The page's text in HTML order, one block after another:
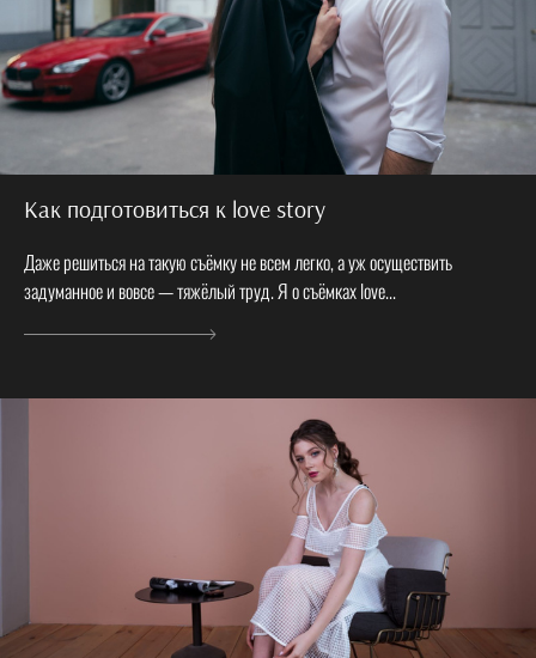
Как подготовиться к love story
Даже решиться на такую съёмку не всем легко, а уж осуществить
задуманное и вовсе — тяжёлый труд. Я о съёмках love...